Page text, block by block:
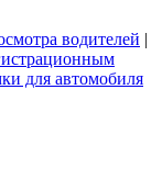
водителей |
для автомобиля